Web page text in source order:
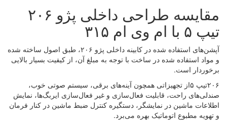
مقایسه طراحی داخلی پژو ۲۰۶
تیپ ۵ با ام وی ام ۳۱۵
آپشن‌های استفاده شده در کابینه داخلی پژو ۲۰۶، طبق اصول ساخته شده
و مواد استفاده شده در ساخت با توجه به مبلغ آن، از کیفیت بسیار بالایی
برخوردار است.
۲۰۶تیپ ۵از تجهیزاتی همچون آینه‌های برقی، سیستم صوتی خوب،
صندلی‌های راحت، قابلیت فعال‌سازی و غیر فعال‌سازی ایربگ‌ها، نمایش
اطلاعات ماشین در نمایشگر، دستگیره کنترل ضبط ماشین در کنار فرمان
و تهویه مطبوع اتوماتیک بهره می‌برد.